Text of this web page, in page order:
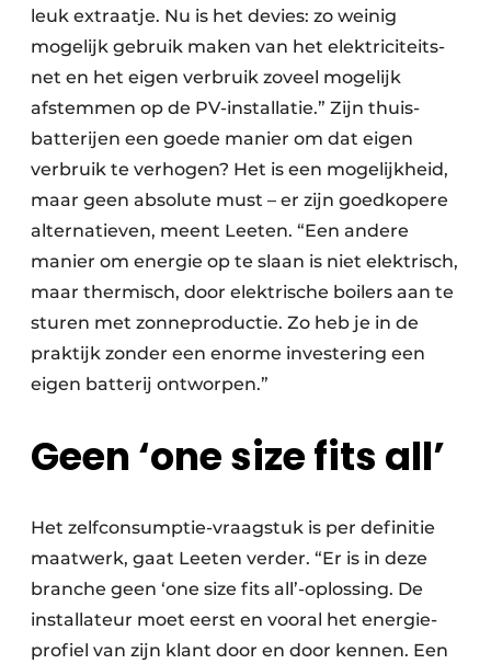
leuk extraatje. Nu is het devies: zo weinig
mogelijk gebruik maken van het elektriciteits­
net en het eigen verbruik zoveel mogelijk
afstemmen op de PV-installatie.” Zijn thuis­
batterijen een goede manier om dat eigen
verbruik te verhogen? Het is een mogelijk­heid,
maar geen absolute must – er zijn goed­kopere
alternatieven, meent Leeten. “Een andere
manier om energie op te slaan is niet elektrisch,
maar thermisch, door elektrische boilers aan te
sturen met zonne­productie. Zo heb je in de
praktijk zonder een enorme investering een
eigen batterij ontworpen.”
Geen ‘one size fits all’
Het zelfconsumptie-vraagstuk is per definitie
maat­werk, gaat Leeten verder. “Er is in deze
branche geen ‘one size fits all’-oplossing. De
installateur moet eerst en vooral het energie­
profiel van zijn klant door en door kennen. Een